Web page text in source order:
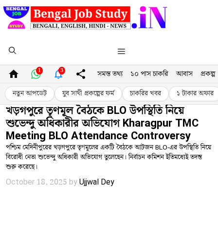
Skip
to
content
Menu
1 3 সমস্ত তথ্য ১০ পাস চাকরি আবাস প্রকল্প
নতুন আপডেট যুব সাথী প্রকল্পের ফর্ম চাকরির খবর ১ টাকার অফার
খড়গপুরে তৃণমূল বৈঠকে BLO উপস্থিতি নিয়ে
শুভেন্দু অধিকারীর অভিযোগ Kharagpur TMC
Meeting BLO Attendance Controversy
পশ্চিম মেদিনীপুরের খড়গপুরে তৃণমূলের একটি বৈঠকে আটজন BLO-এর উপস্থিতি নিয়ে
বিরোধী নেতা শুভেন্দু অধিকারী অভিযোগ তুলেছেন। নির্বাচন কমিশন ইতিমধ্যেই তদন্ত
শুরু করেছে।
October 18, 2025 byUjjwal Dey